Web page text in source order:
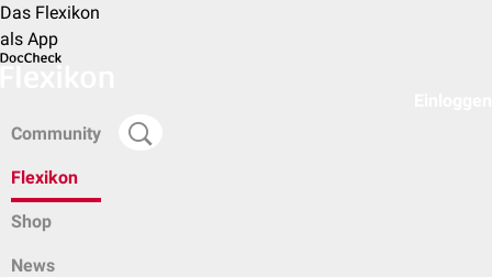
Das Flexikon
als App
Community
Flexikon
Shop
News